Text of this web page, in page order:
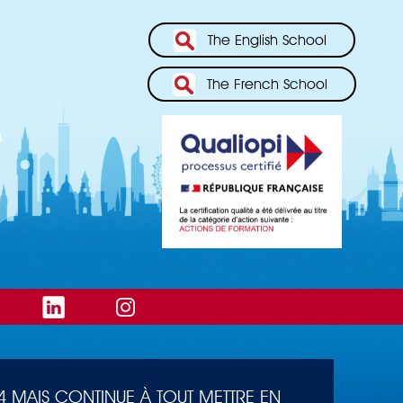
The English School
The French School
CONTINUE À TOUT METTRE EN